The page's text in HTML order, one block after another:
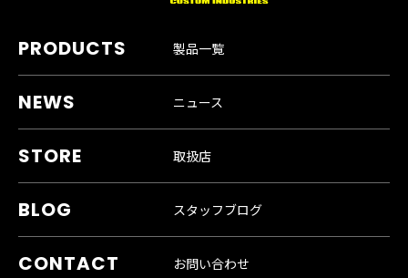
製品一覧
ニュース
取扱店
スタッフブログ
お問い合わせ